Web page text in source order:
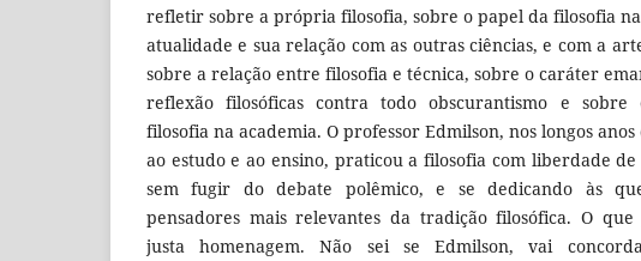
refletir sobre a própria filosofia, sobre o papel da filosofia
atualidade e sua relação com as outras ciências, e com a
sobre a relação entre filosofia e técnica, sobre o caráter
reflexão filosóficas contra todo obscurantismo e
filosofia na academia. O professor Edmilson, nos longos
ao estudo e ao ensino, praticou a filosofia com liberdade de
sem fugir do debate polêmico, e se dedicando às
pensadores mais relevantes da tradição filosófica. O que
justa homenagem. Não sei se Edmilson, vai